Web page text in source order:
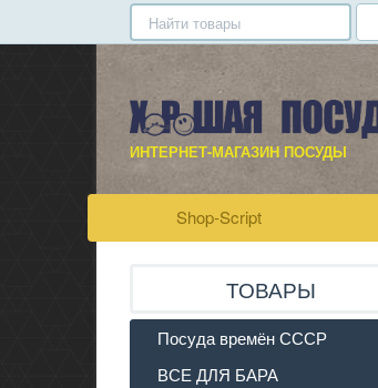
ИНТЕРНЕТ-МАГАЗИН ПОСУДЫ
Shop-Script
ТОВАРЫ
Посуда времён СССР
ВСЕ ДЛЯ БАРА